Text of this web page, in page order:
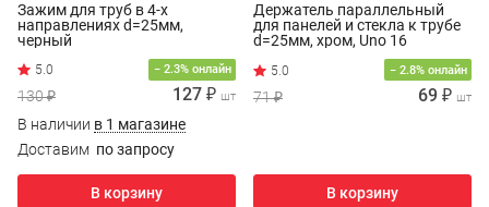
Зажим для труб в 4-х
направлениях d=25мм,
черный
− 2.3% онлайн
130 ₽ 127 ₽ шт
В наличии в 1 магазине
Доставим по запросу
В корзину
Держатель параллельный
для панелей и стекла к трубе
d=25мм, хром, Uno 16
− 2.8% онлайн
71 ₽ 69 ₽ шт
В корзину